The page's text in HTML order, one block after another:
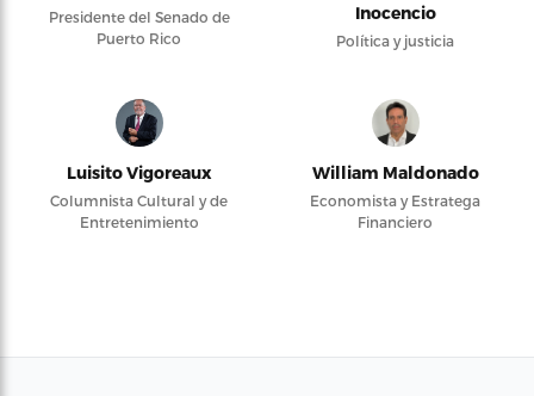
Presidente del Senado de
Puerto Rico
Inocencio
Política y justicia
Luisito Vigoreaux
Columnista Cultural y de
Entretenimiento
William Maldonado
Economista y Estratega
Financiero